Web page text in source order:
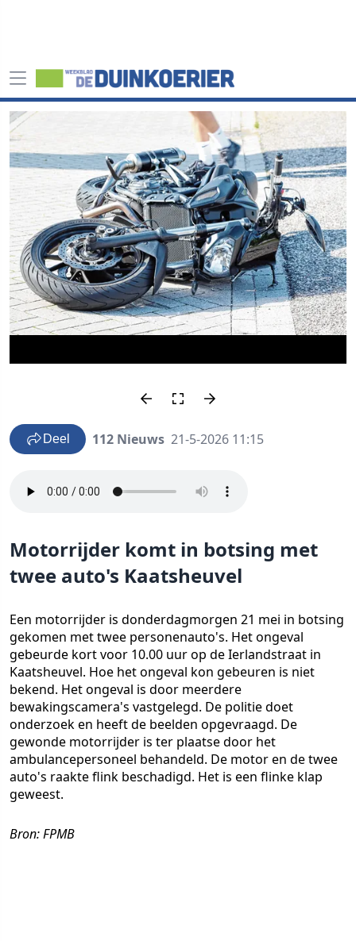
Deel 112 Nieuws 21-5-2026 11:15
Motorrijder komt in botsing met
twee auto's Kaatsheuvel
Een motorrijder is donderdagmorgen 21 mei in botsing
gekomen met twee personenauto's. Het ongeval
gebeurde kort voor 10.00 uur op de Ierlandstraat in
Kaatsheuvel. Hoe het ongeval kon gebeuren is niet
bekend. Het ongeval is door meerdere
bewakingscamera's vastgelegd. De politie doet
onderzoek en heeft de beelden opgevraagd. De
gewonde motorrijder is ter plaatse door het
ambulancepersoneel behandeld. De motor en de twee
auto's raakte flink beschadigd. Het is een flinke klap
geweest.
Bron: FPMB